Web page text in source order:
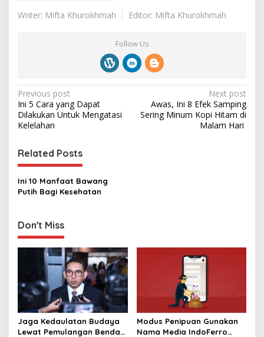
Writer: Mifta Khurokhmah
Editor: Mifta Khurokhmah
Follow Us
P
o
s
t
n
a
v
g
a
i
o
n
Previous post
Ini 5 Cara yang Dapat
Dilakukan Untuk Mengatasi
Kelelahan
Next post
Awas, Ini 8 Efek Samping
Sering Minum Kopi Hitam di
Malam Hari ‎
Related Posts
Ini 10 Manfaat Bawang
Putih Bagi Kesehatan ‎
Don't Miss
Jaga Kedaulatan Budaya
Lewat Pemulangan Benda
Modus Penipuan Gunakan
Nama Media IndoFerro